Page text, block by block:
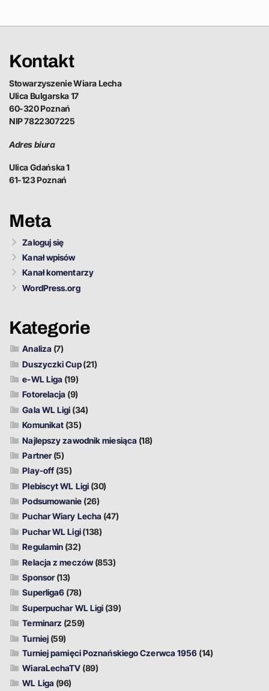
Kontakt
Stowarzyszenie Wiara Lecha
Ulica Bulgarska 17
60-320 Poznań
NIP 7822307225
Adres biura
Ulica Gdańska 1
61-123 Poznań
Meta
Zaloguj się
Kanał wpisów
Kanał komentarzy
WordPress.org
Kategorie
Analiza (7)
Duszyczki Cup(21)
e-WL Liga (19)
Fotorelacja (9)
Gala WL Ligi (34)
Komunikat (35)
Najlepszy zawodnik miesiąca (18)
Partner(5)
Play-off (35)
Plebiscyt WL Ligi (30)
Podsumowanie (26)
Puchar Wiary Lecha (47)
Puchar WL Ligi(138)
Regulamin (32)
Relacja z meczów(853)
Sponsor(13)
Superliga6 (78)
Superpuchar WL Ligi (39)
Terminarz (259)
Turniej (59)
Turniej pamięci Poznańskiego Czerwca 1956 (14)
WiaraLechaTV (89)
WL Liga (96)